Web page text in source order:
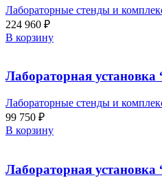
Лабораторные стенды и
224 960 ₽
В корзину
Лабораторная
Лабораторные стенды и
99 750 ₽
В корзину
Лабораторная